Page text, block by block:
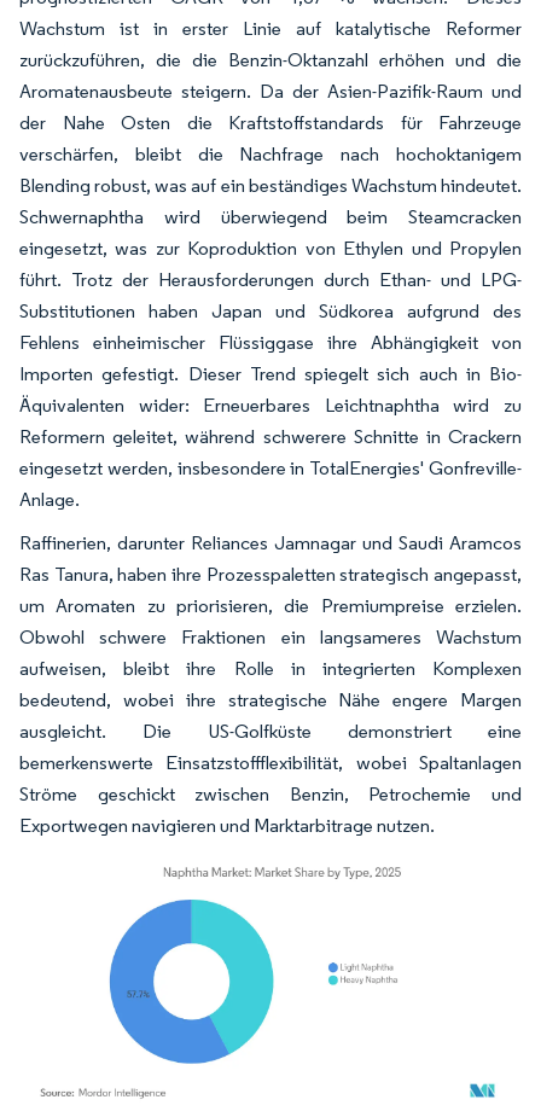
Wachstum ist in erster Linie auf katalytische Reformer
zurückzuführen, die die Benzin-Oktanzahl erhöhen und die
Aromatenausbeute steigern. Da der Asien-Pazifik-Raum und
der Nahe Osten die Kraftstoffstandards für Fahrzeuge
verschärfen, bleibt die Nachfrage nach hochoktanigem
Blending robust, was auf ein beständiges Wachstum hindeutet.
Schwernaphtha wird überwiegend beim Steamcracken
eingesetzt, was zur Koproduktion von Ethylen und Propylen
führt. Trotz der Herausforderungen durch Ethan- und LPG-
Substitutionen haben Japan und Südkorea aufgrund des
Fehlens einheimischer Flüssiggase ihre Abhängigkeit von
Importen gefestigt. Dieser Trend spiegelt sich auch in Bio-
Äquivalenten wider: Erneuerbares Leichtnaphtha wird zu
Reformern geleitet, während schwerere Schnitte in Crackern
eingesetzt werden, insbesondere in TotalEnergies' Gonfreville-
Anlage.
Raffinerien, darunter Reliances Jamnagar und Saudi Aramcos
Ras Tanura, haben ihre Prozesspaletten strategisch angepasst,
um Aromaten zu priorisieren, die Premiumpreise erzielen.
Obwohl schwere Fraktionen ein langsameres Wachstum
aufweisen, bleibt ihre Rolle in integrierten Komplexen
bedeutend, wobei ihre strategische Nähe engere Margen
ausgleicht. Die US-Golfküste demonstriert eine
bemerkenswerte Einsatzstoffflexibilität, wobei Spaltanlagen
Ströme geschickt zwischen Benzin, Petrochemie und
Exportwegen navigieren und Marktarbitrage nutzen.